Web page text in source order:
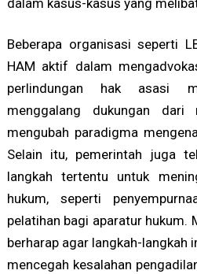
dalam kasus-kasus yang
Beberapa organisasi seperti
HAM aktif dalam
perlindungan hak asasi
menggalang dukungan dari
mengubah paradigma
Selain itu, pemerintah juga
langkah tertentu untuk
hukum, seperti
pelatihan bagi aparatur hukum.
berharap agar langkah-langkah
mencegah kesalahan